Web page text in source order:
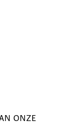
ONZE